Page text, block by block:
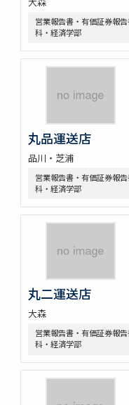
営業報告書・有価証券報
科・経済学部
丸品運送店
品川・芝浦
営業報告書・有価証券報
科・経済学部
丸二運送店
大森
営業報告書・有価証券報
科・経済学部